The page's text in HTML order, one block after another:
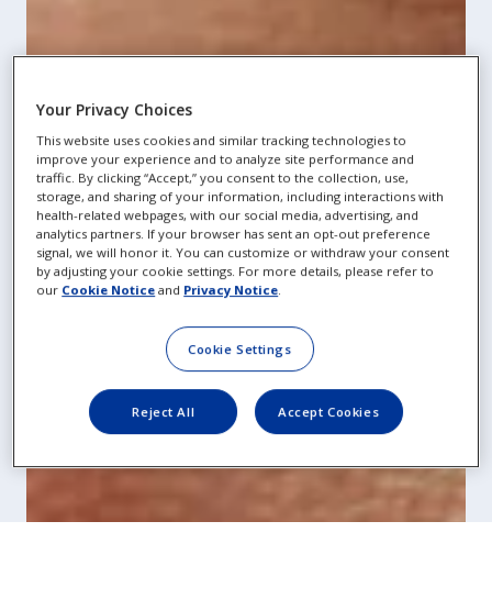
Your Privacy Choices
This website uses cookies and similar tracking technologies to
improve your experience and to analyze site performance and
traffic. By clicking “Accept,” you consent to the collection, use,
storage, and sharing of your information, including interactions with
health-related webpages, with our social media, advertising, and
analytics partners. If your browser has sent an opt-out preference
signal, we will honor it. You can customize or withdraw your consent
by adjusting your cookie settings. For more details, please refer to
our Cookie Notice and Privacy Notice.
Cookie Settings
Reject All Accept Cookies